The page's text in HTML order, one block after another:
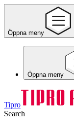
Öppna meny
Öppna meny
Tipro
Search